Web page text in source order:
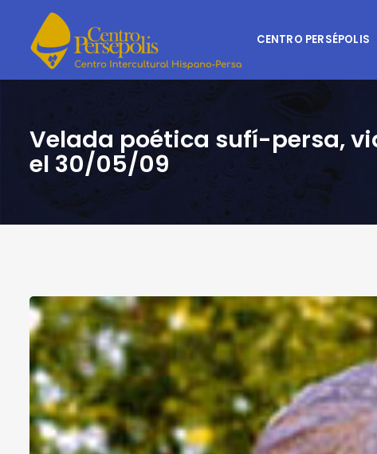
CENTRO PERSÉPOLIS
Velada poética sufí-persa,
el 30/05/09